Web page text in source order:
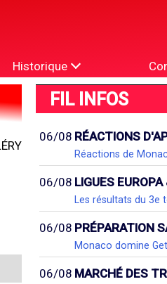
Historique
FIL INFOS
06/08 RÉACTIONS
Réactions de
06/08 LIGUES
Les résultats du 3e
06/08 PRÉPARATION
Monaco domine
06/08 MARCHÉ DES